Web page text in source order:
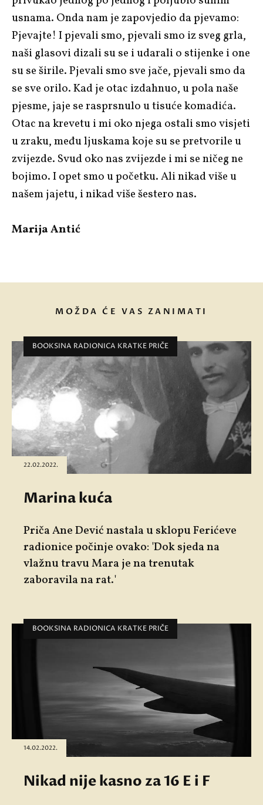
usnama. Onda nam je zapovjedio da pjevamo:
Pjevajte! I pjevali smo, pjevali smo iz sveg grla,
naši glasovi dizali su se i udarali o stijenke i one
su se širile. Pjevali smo sve jače, pjevali smo da
se sve orilo. Kad je otac izdahnuo, u pola naše
pjesme, jaje se rasprsnulo u tisuće komadića.
Otac na krevetu i mi oko njega ostali smo visjeti
u zraku, među ljuskama koje su se pretvorile u
zvijezde. Svud oko nas zvijezde i mi se ničeg ne
bojimo. I opet smo u početku. Ali nikad više u
našem jajetu, i nikad više šestero nas.
Marija Antić
MOŽDA ĆE VAS ZANIMATI
BOOKSINA RADIONICA KRATKE PRIČE
22.02.2022.
Marina kuća
Priča Ane Dević nastala u sklopu Ferićeve
radionice počinje ovako: 'Dok sjeda na
vlažnu travu Mara je na trenutak
zaboravila na rat.'
BOOKSINA RADIONICA KRATKE PRIČE
14.02.2022.
Nikad nije kasno za 16 E i F